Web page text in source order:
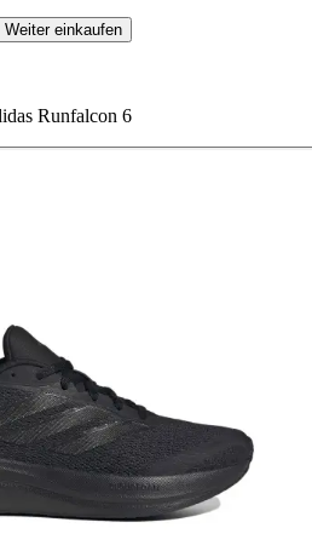
Weiter einkaufen
Runfalcon 6